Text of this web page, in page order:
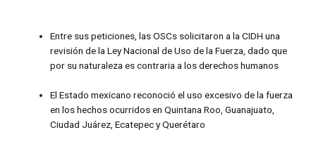
Entre sus peticiones, las OSCs solicitaron a la CIDH una
revisión de la Ley Nacional de Uso de la Fuerza, dado que
por su naturaleza es contraria a los derechos humanos
El Estado mexicano reconoció el uso excesivo de la fuerza
en los hechos ocurridos en Quintana Roo, Guanajuato,
Ciudad Juárez, Ecatepec y Querétaro